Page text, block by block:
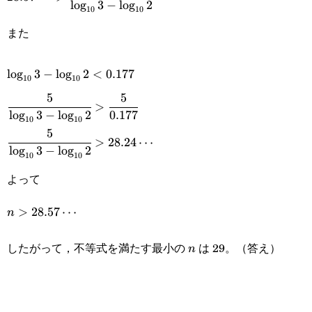
\log_{10}2}
{\log_{10}3-
\log_{10}2}
log10 3 − log10 2
また
\log_{10}3-
\log_{10}2<0.177
log10 3 − log10 2 < 0.177
\cfrac{5}{\log_{10}3-
\log_{10}2}>\cfrac{5}
{0.177}
log10 3 − log10 2
5
>
0.177
5
\cfrac{5}{\log_{10}3-
\log_{10}2}>28.24\cdots
log10 3 − log10 2
5
> 28.24⋯
よって
n>28.57\cdots
n > 28.57 ⋯
したがって，不等式を満たす最小のn
n は 29。（答え）